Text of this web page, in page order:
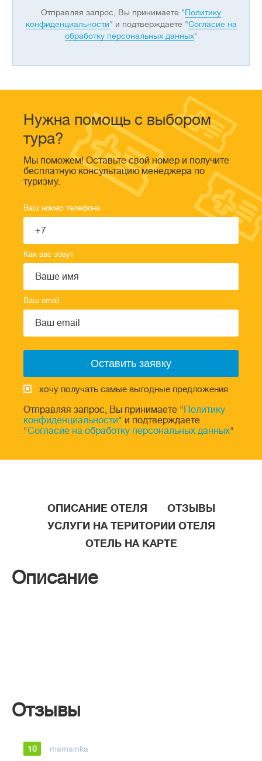
Отправляя запрос, Вы принимаете "Политику
конфиденциальности" и подтверждаете "Согласие на
обработку персональных данных"
Нужна помощь с выбором
тура?
Мы поможем! Оставьте свой номер и получите
бесплатную консультацию менеджера по
туризму.
Ваш номер телефона
Как вас зовут
Ваш email
хочу получать самые выгодные предложения
Отправляя запрос, Вы принимаете "Политику
конфиденциальности" и подтверждаете
"Согласие на обработку персональных данных"
ОПИСАНИЕ ОТЕЛЯ
ОТЗЫВЫ
УСЛУГИ НА ТЕРИТОРИИ ОТЕЛЯ
ОТЕЛЬ НА КАРТЕ
Описание
Отзывы
10 mamainka